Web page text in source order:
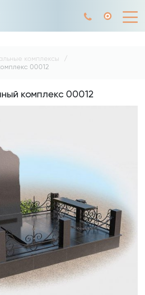
комплексы
00012
комплекс 00012